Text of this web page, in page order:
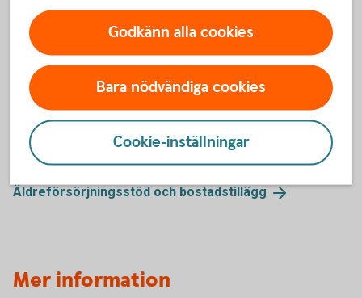
lön. Eller för att du kommit till Sverige sent i livet och därför
inte hunnit tjäna in någon inkomstpension, samtidigt som du
saknar pension från ditt hemland.
Du kan i vissa fall även få ett skattefritt bostadstillägg. Det
är din boendekostnad, dina inkomster, tillgångar och
familjesituation som avgör vad du kan få.
Äldreförsörjningsstödet prövas för alla pensionärer som
ansöker om bostadstillägg.
Äldreförsörjningsstöd ochbostadstillägg
Mer information
Godkänn alla cookies
Bara nödvändiga cookies
Cookie-inställningar